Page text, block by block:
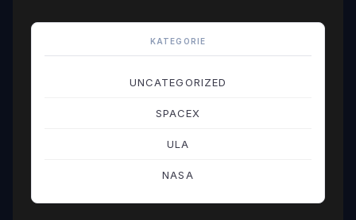
KATEGORIE
UNCATEGORIZED
SPACEX
ULA
NASA